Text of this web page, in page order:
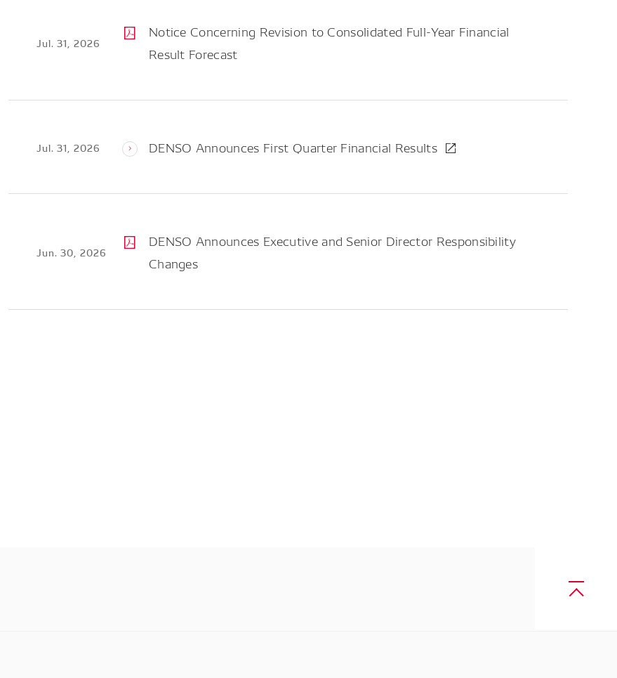
Jul. 31, 2026
Notice Concerning Revision to Consolidated Full-Year Financial
Result Forecast
Jul. 31, 2026 DENSO Announces First Quarter Financial Results
Jun. 30, 2026
DENSO Announces Executive and Senior Director Responsibility
Changes